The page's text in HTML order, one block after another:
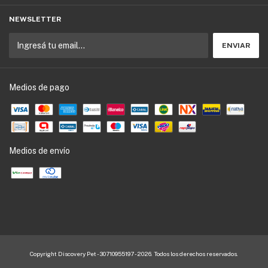
NEWSLETTER
Medios de pago
Medios de envío
Copyright Discovery Pet - 30710955197 - 2026. Todos los derechos reservados.